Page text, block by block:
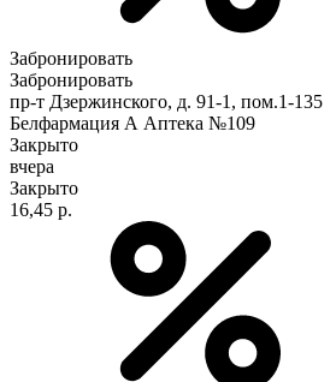
Забронировать
Забронировать
пр-т Дзержинского, д. 91-1, пом.1-135
Белфармация А Аптека №109
Закрыто
вчера
Закрыто
16,45 р.